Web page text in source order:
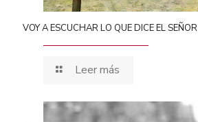
VOY A ESCUCHAR LO QUE DICE EL SEÑOR
Leer más